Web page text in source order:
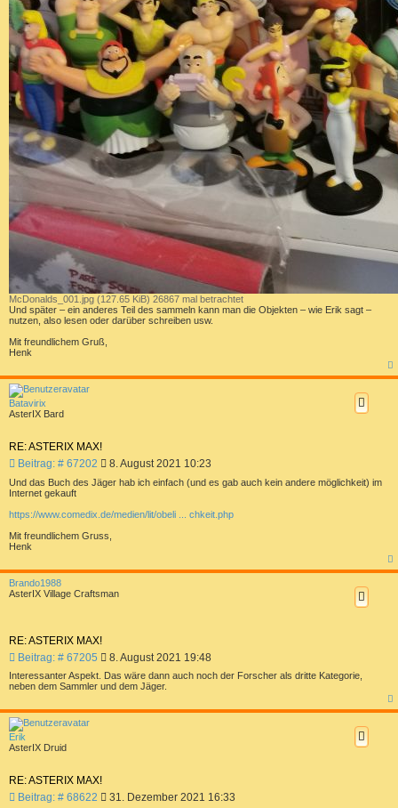
McDonalds_001.jpg (127.65 KiB) 26867 mal betrachtet
Und später – ein anderes Teil des sammeln kann man die Objekten – wie Erik sagt –
nutzen, also lesen oder darüber schreiben usw.
Mit freundlichem Gruß,
Henk
a
Batavirix
AsterIX Bard
RE: ASTERIX MAX!
Beitrag: # 67202 B
e
i
r
g
8. August 2021 10:23
Und das Buch des Jäger hab ich einfach (und es gab auch kein andere möglichkeit) im
Internet gekauft
https://www.comedix.de/medien/lit/obeli ... chkeit.php
Mit freundlichem Gruss,
Henk
Brando1988
AsterIX Village Craftsman
RE: ASTERIX MAX!
Beitrag: # 67205 B
i
r
8. August 2021 19:48
Interessanter Aspekt. Das wäre dann auch noch der Forscher als dritte Kategorie,
neben dem Sammler und dem Jäger.
Erik
AsterIX Druid
RE: ASTERIX MAX!
Beitrag: # 68622 B 31. Dezember 2021 16:33